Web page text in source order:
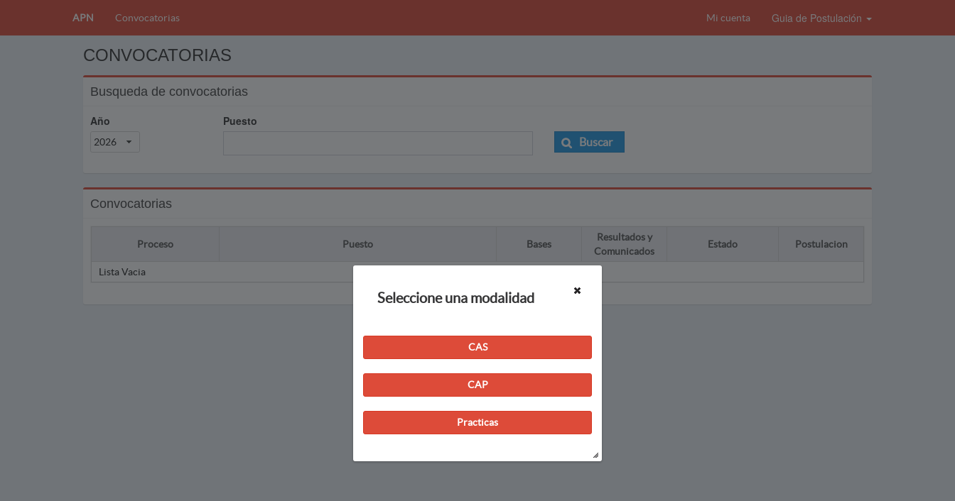
APN Convocatorias Mi cuenta Guia de Postulación
CONVOCATORIAS
Busqueda de convocatorias
Año
2026
Puesto
Buscar
Convocatorias
Proceso Puesto Bases
Resultados y
Comunicados
Estado Postulacion
Lista Vacia
Seleccione una modalidad
CAS
CAP
Practicas